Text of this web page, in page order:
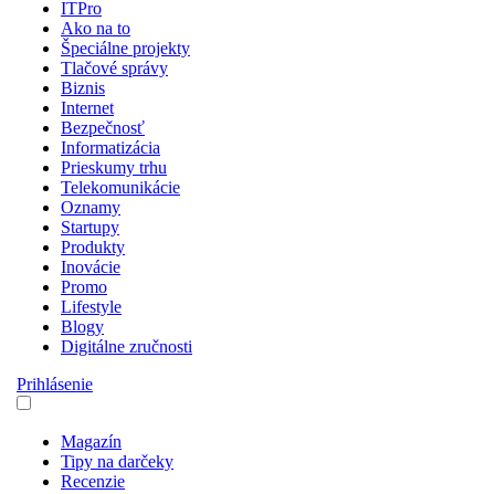
ITPro
Ako na to
Špeciálne projekty
Tlačové správy
Biznis
Internet
Bezpečnosť
Informatizácia
Prieskumy trhu
Telekomunikácie
Oznamy
Startupy
Produkty
Inovácie
Promo
Lifestyle
Blogy
Digitálne zručnosti
Prihlásenie
Magazín
Tipy na darčeky
Recenzie